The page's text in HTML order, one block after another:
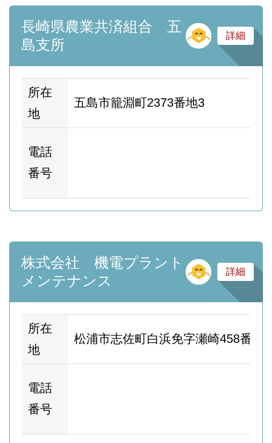
長崎県農業共済組合 五
島支所
そ
詳細
所在
地
五島市籠淵町2373番地3
電話
番号
株式会社 機電プラント
メンテナンス
そ
詳細
所在
地
松浦市志佐町白浜免字瀬崎458番地1
電話
番号